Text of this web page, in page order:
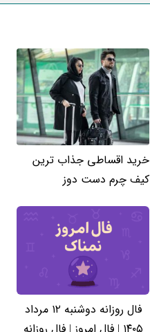
خرید اقساطی جذاب ترین
کیف چرم دست دوز
فال روزانه دوشنبه ۱۲ مرداد